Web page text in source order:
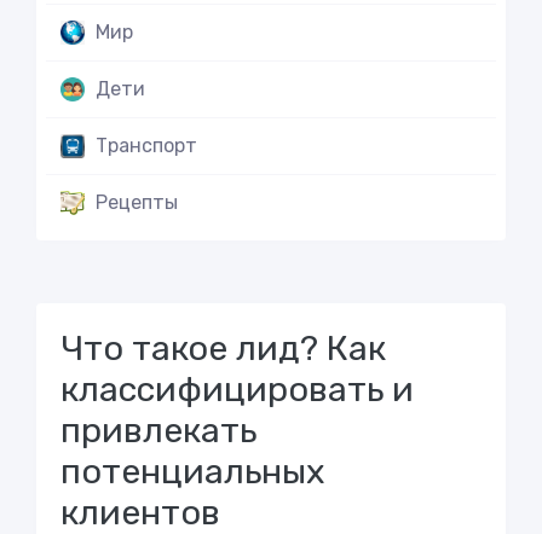
Мир
Дети
Транспорт
Рецепты
Что такое лид? Как
классифицировать и
привлекать
потенциальных
клиентов